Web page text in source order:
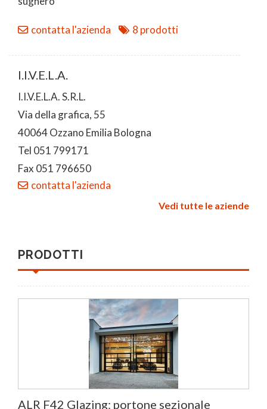
contatta l'azienda 8 prodotti
I.I.V.E.L.A.
I.I.V.E.L.A. S.R.L.
Via della grafica, 55
40064 Ozzano Emilia Bologna
Tel 051 799171
Fax 051 796650
contatta l'azienda
Vedi tutte le aziende
PRODOTTI
ALR F42 Glazing: portone sezionale